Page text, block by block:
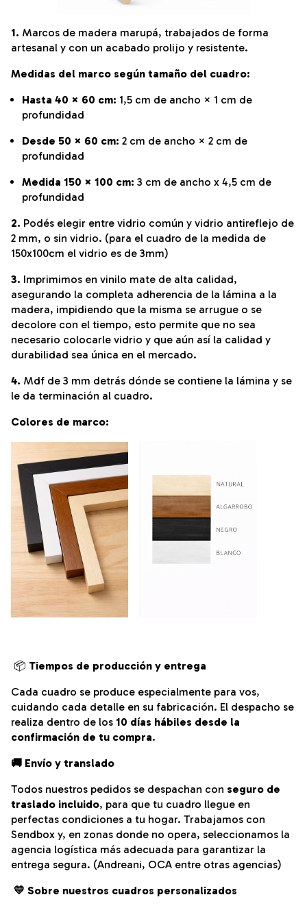
1. Marcos de madera marupá, trabajados de forma
artesanal y con un acabado prolijo y resistente.
Medidas del marco según tamaño del cuadro:
Hasta 40 × 60 cm: 1,5 cm de ancho × 1 cm de
profundidad
Desde 50 × 60 cm: 2 cm de ancho × 2 cm de
profundidad
Medida 150 × 100 cm: 3 cm de ancho x 4,5 cm de
profundidad
2. Podés elegir entre vidrio común y vidrio antireflejo de
2 mm, o sin vidrio. (para el cuadro de la medida de
150x100cm el vidrio es de 3mm)
3. Imprimimos en vinilo mate de alta calidad,
asegurando la completa adherencia de la lámina a la
madera, impidiendo que la misma se arrugue o se
decolore con el tiempo, esto permite que no sea
necesario colocarle vidrio y que aún así la calidad y
durabilidad sea única en el mercado.
4. Mdf de 3 mm detrás dónde se contiene la lámina y se
le da terminación al cuadro.
Colores de marco:
📦 Tiempos de producción y entrega
Cada cuadro se produce especialmente para vos,
cuidando cada detalle en su fabricación. El despacho se
realiza dentro de los 10 días hábiles desde la
confirmación de tu compra.
🚚 Envío y translado
Todos nuestros pedidos se despachan con seguro de
traslado incluido, para que tu cuadro llegue en
perfectas condiciones a tu hogar. Trabajamos con
Sendbox y, en zonas donde no opera, seleccionamos la
agencia logística más adecuada para garantizar la
entrega segura. (Andreani, OCA entre otras agencias)
💛 Sobre nuestros cuadros personalizados